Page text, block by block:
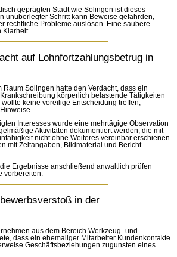
geprägten Stadt wie Solingen ist dieses
unüberlegter Schritt kann Beweise gefährden,
rechtliche Probleme auslösen. Eine saubere
Klarheit.
auf Lohnfortzahlungsbetrug in
Raum Solingen hatte den Verdacht, dass ein
körperlich belastende Tätigkeiten
keine voreilige Entscheidung treffen,
Interesses wurde eine mehrtägige Observation
Aktivitäten dokumentiert werden, die mit
nicht ohne Weiteres vereinbar erschienen.
mit Zeitangaben, Bildmaterial und Bericht
Ergebnisse anschließend anwaltlich prüfen
vorbereiten.
in der
aus dem Bereich Werkzeug- und
dass ein ehemaliger Mitarbeiter Kundenkontakte
Geschäftsbeziehungen zugunsten eines